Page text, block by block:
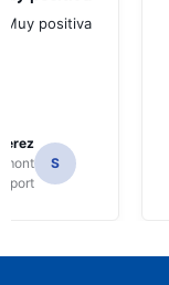
Muy positiva
S